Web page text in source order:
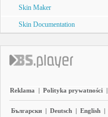
Skin Maker
Skin Documentation
Reklama | Polityka prywatności |
Български | Deutsch | English |